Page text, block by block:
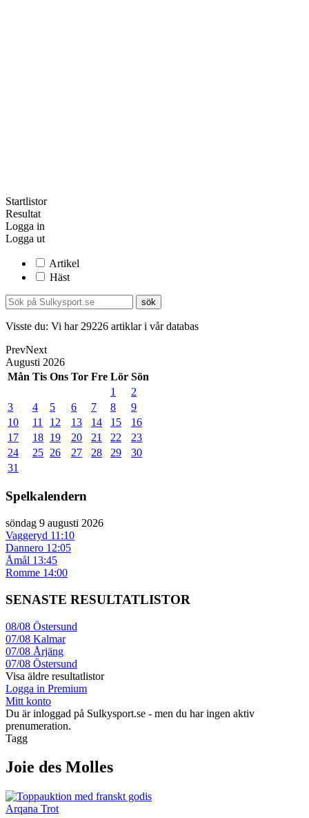
Startlistor
Resultat
Logga in
Logga ut
Artikel
Häst
Visste du: Vi har 29226 artiklar i vår databas
PrevNext
Augusti 2026
Mån Tis Ons Tor Fre Lör Sön
1
2
3
4 5 6 7 8
9
10
11 12 13 14 15
16
17
18 19 20 21 22
23
24
25 26 27 28 29
30
31
Spelkalendern
söndag 9 augusti 2026
Vaggeryd 11:10
Dannero 12:05
Åmål 13:45
Romme 14:00
SENASTE RESULTATLISTOR
08/08 Östersund
07/08 Kalmar
07/08 Årjäng
07/08 Östersund
Visa äldre resultatlistor
Logga in Premium
Mitt konto
Du är inloggad på Sulkysport.se - men du har ingen aktiv
prenumeration.
Tagg
Joie des Molles
Arqana Trot